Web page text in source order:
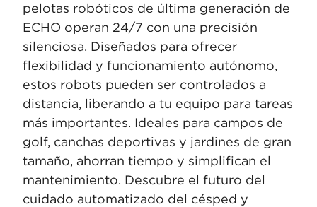
pelotas robóticos de última generación de
ECHO operan 24/7 con una precisión
silenciosa. Diseñados para ofrecer
flexibilidad y funcionamiento autónomo,
estos robots pueden ser controlados a
distancia, liberando a tu equipo para tareas
más importantes. Ideales para campos de
golf, canchas deportivas y jardines de gran
tamaño, ahorran tiempo y simplifican el
mantenimiento. Descubre el futuro del
cuidado automatizado del césped y